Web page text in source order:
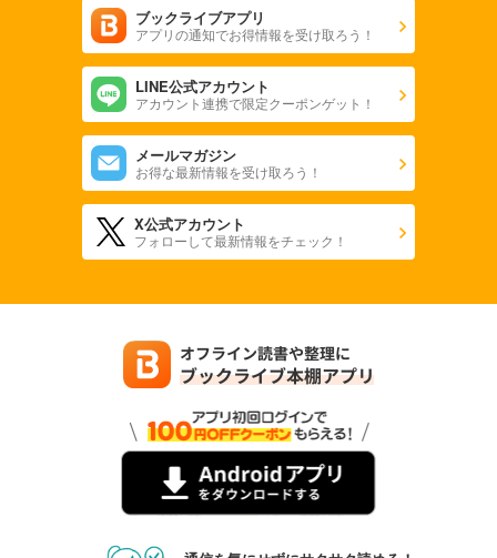
ブックライブアプリ
アプリの通知でお得情報を受け取ろう！
LINE公式アカウント
アカウント連携で限定クーポンゲット！
メールマガジン
お得な最新情報を受け取ろう！
X公式アカウント
フォローして最新情報をチェック！